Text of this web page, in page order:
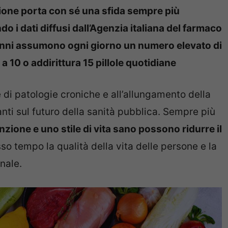
porta con sé una sfida sempre più
i dati diffusi dall’Agenzia italiana del farmaco
assumono ogni giorno un numero elevato di
10 o addirittura 15 pillole quotidiane
patologie croniche e all’allungamento della
sul futuro della sanità pubblica. Sempre più
e uno stile di vita sano possono ridurre il
tempo la qualità della vita delle persone e la